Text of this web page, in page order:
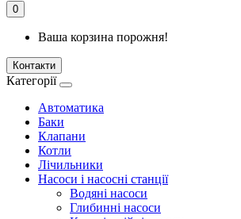
0
Ваша корзина порожня!
Контакти
Категорії
Автоматика
Баки
Клапани
Котли
Лічильники
Насоси і насосні станції
Водяні насоси
Глибинні насоси